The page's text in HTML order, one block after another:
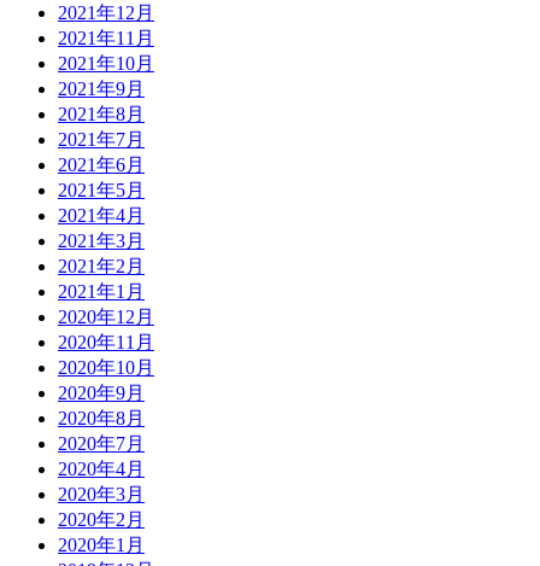
2021年12月
2021年11月
2021年10月
2021年9月
2021年8月
2021年7月
2021年6月
2021年5月
2021年4月
2021年3月
2021年2月
2021年1月
2020年12月
2020年11月
2020年10月
2020年9月
2020年8月
2020年7月
2020年4月
2020年3月
2020年2月
2020年1月